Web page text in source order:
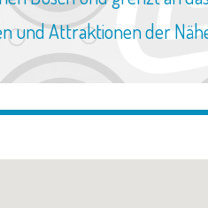
und Attraktionen der